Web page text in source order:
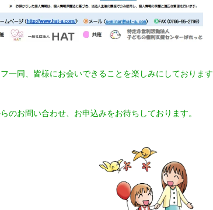
一同、皆様にお会いできることを楽しみにしております
のお問い合わせ、お申込みをお待ちしております。